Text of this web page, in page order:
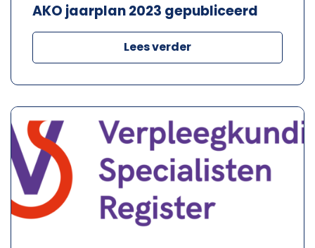
AKO jaarplan 2023 gepubliceerd
Lees verder